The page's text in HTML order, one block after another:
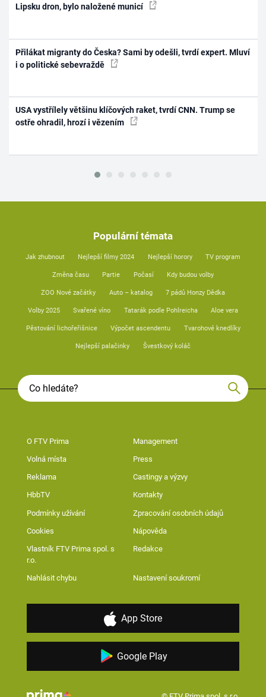
Lipsku dron, bylo naložené municí
Přilákat migranty do Česka? Sami by odešli, tvrdí expert. Mluví
i o politické sebevraždě
USA vystřílely většinu klíčových raket, tvrdí CNN. Trump se
ostře ohradil, hrozí i vězením
Populární témata
Jak zhubnout Nejlepší filmy 2024 Nejlepší horory TV program
Změna času Partie Počasí Kdy budou volby
ZOO Nové začátky Auto – katalog 7 pádů Honzy Dědka
Volby 2025 Svařené víno Tatarák podle Pohlreicha Aloe vera
Pěstování lichořeřišnice Výpočet ascendentu Tvarohové knedlíky
Nejlepší palačinky Švestkový koláč
O FTV Prima Management
Volná místa Press
Reklama Castingy a výzvy
HbbTV Kontakty
Podmínky užívání Zpracování osobních údajů
Cookies Nápověda
Vlastník FTV Prima spol. s
r.o.
Redakce
Nahlásit chybu Nastavení soukromí
App Store
Google Play